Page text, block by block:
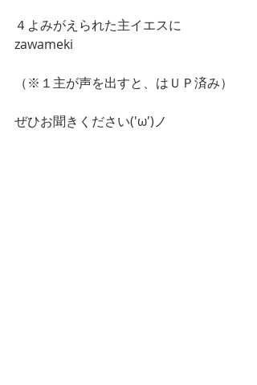
４よみがえられた主イエスに
zawameki
（※１主が声を出すと、はＵＰ済み）
ぜひお聞きください('ω')ノ